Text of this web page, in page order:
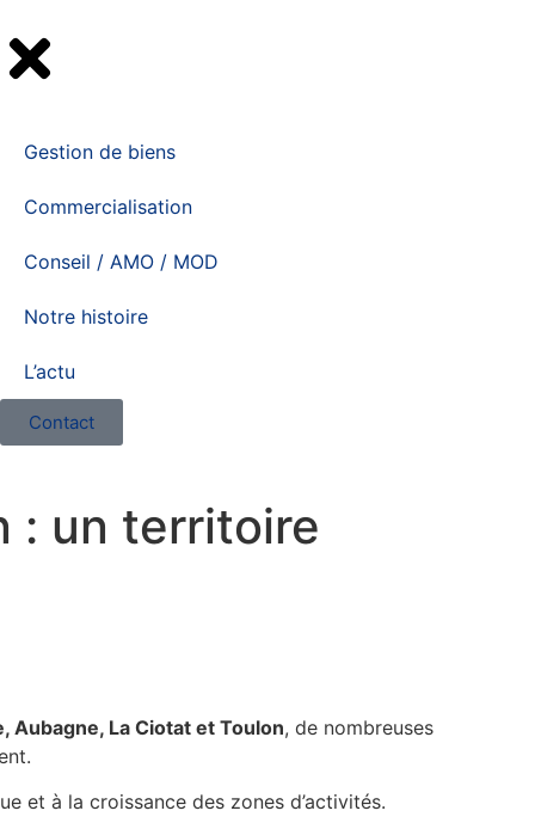
Gestion de biens
Commercialisation
Conseil / AMO / MOD
Notre histoire
L’actu
Contact
: un territoire
Aubagne, La Ciotat et Toulon, de nombreuses
et à la croissance des zones d’activités.